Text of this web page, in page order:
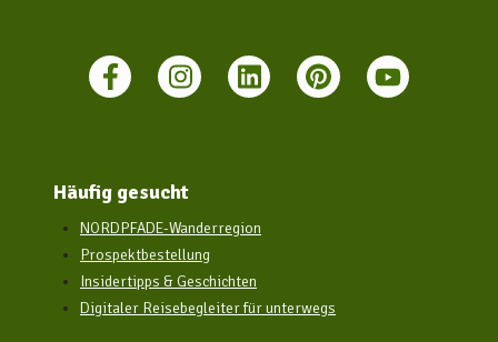
Häufig gesucht
NORDPFADE-Wanderregion
Prospektbestellung
Insidertipps & Geschichten
Digitaler Reisebegleiter für unterwegs